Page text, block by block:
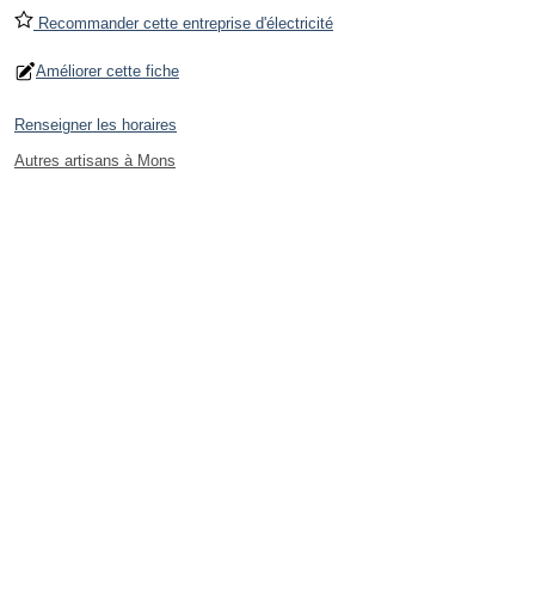
Recommander cette entreprise d'électricité
Améliorer cette fiche
Renseigner les horaires
Autres artisans à Mons